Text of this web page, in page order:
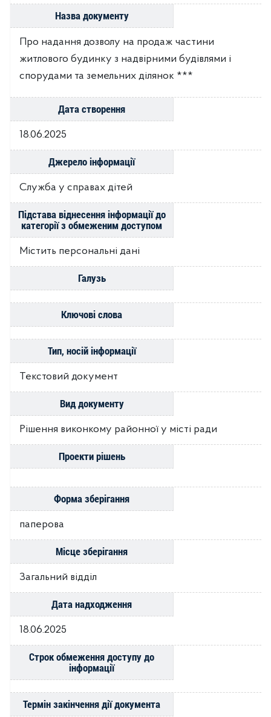
Назва документу
Про надання дозволу на продаж частини
житлового будинку з надвірними будівлями і
спорудами та земельних ділянок ***
Дата створення
18.06.2025
Джерело інформації
Служба у справах дітей
Підстава віднесення інформації до
категорії з обмеженим доступом
Містить персональні дані
Галузь
Ключові слова
Тип, носій інформації
Текстовий документ
Вид документу
Рішення виконкому районної у місті ради
Проекти рішень
Форма зберігання
паперова
Місце зберігання
Загальний відділ
Дата надходження
18.06.2025
Строк обмеження доступу до
інформації
Термін закінчення дії документа